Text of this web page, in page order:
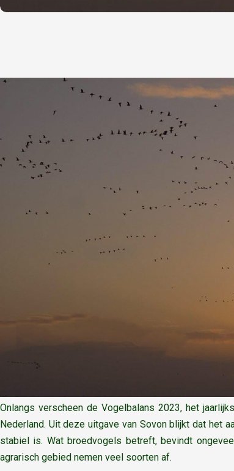
Onlangs verscheen de Vogelbalans 2023, het
Nederland. Uit deze uitgave van Sovon blijkt dat het
stabiel is. Wat broedvogels betreft, bevindt
agrarisch gebied nemen veel soorten af.